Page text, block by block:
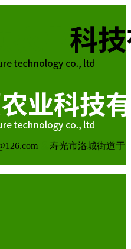
寿光市洛城街道于